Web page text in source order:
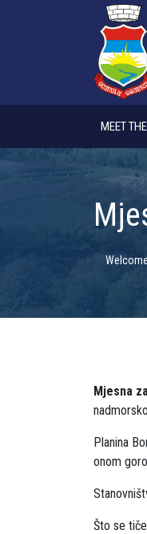
MEET
Welcome
Mjesna
Planina
onom
Što se